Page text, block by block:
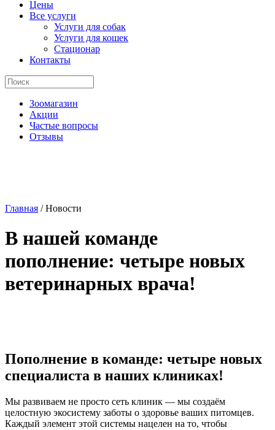
Цены
Все услуги
Услуги для собак
Услуги для кошек
Стационар
Контакты
Зоомагазин
Акции
Частые вопросы
Отзывы
Главная /Новости
В нашей команде
пополнение: четыре новых
ветеринарных врача!
Пополнение в команде: четыре новых
специалиста в наших клиниках!
Мы развиваем не просто сеть клиник — мы создаём
целостную экосистему заботы о здоровье ваших питомцев.
Каждый элемент этой системы нацелен на то, чтобы